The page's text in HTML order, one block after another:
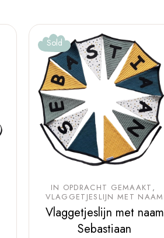
Sold
IN OPDRACHT GEMAAKT
VLAGGETJESLIJN MET NAAM
Vlaggetjeslijn met naam
Sebastiaan